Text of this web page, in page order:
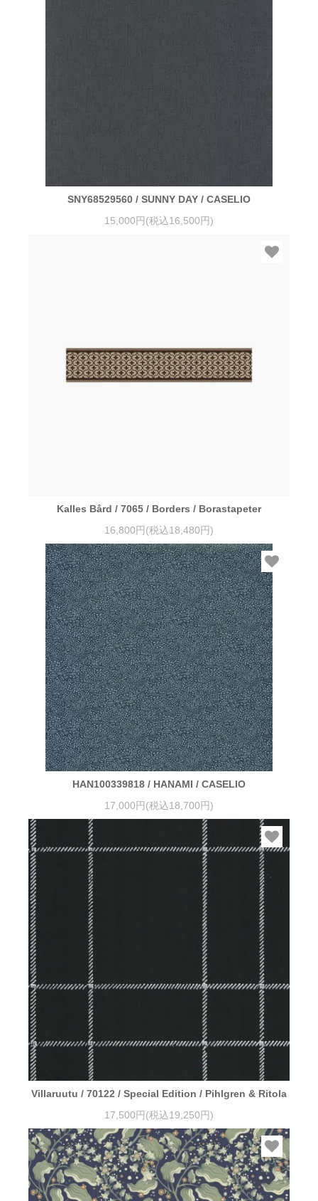
SNY68529560 / SUNNY DAY / CASELIO
15,000円(税込16,500円)
Kalles Bård / 7065 / Borders / Borastapeter
16,800円(税込18,480円)
HAN100339818 / HANAMI / CASELIO
17,000円(税込18,700円)
Villaruutu / 70122 / Special Edition / Pihlgren & Ritola
17,500円(税込19,250円)